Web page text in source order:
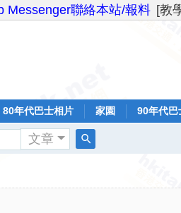
Messenger聯絡本站/報料 [教
80年代巴士相片 家園 90年代巴
文章